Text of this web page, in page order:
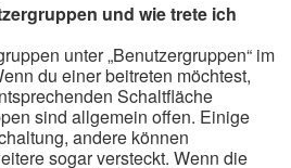
und wie trete ich
unter „Benutzergruppen“ im
du einer beitreten möchtest,
Schaltfläche
sind allgemein offen. Einige
andere können
sogar versteckt. Wenn die